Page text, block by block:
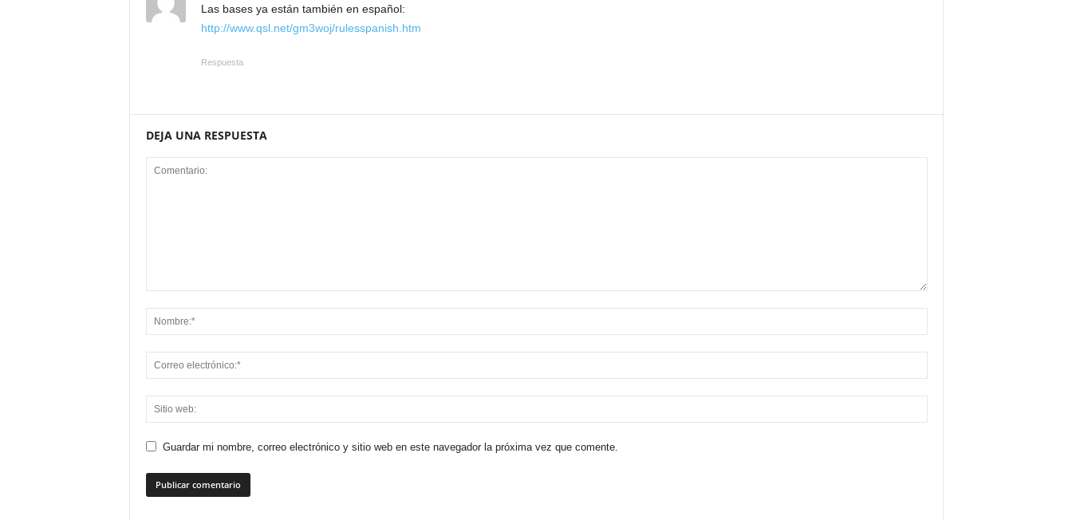
Las bases ya están también en español:
http://www.qsl.net/gm3woj/rulesspanish.htm
Respuesta
DEJA UNA RESPUESTA
Guardar mi nombre, correo electrónico y sitio web en este navegador la próxima vez que comente.